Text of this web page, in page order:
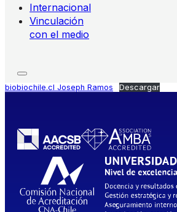
Internacional
Vinculación
con el medio
biobiochile.cl Joseph Ramos Descargar